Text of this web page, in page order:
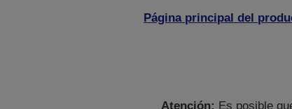
Página principal del
Atención: Es posible